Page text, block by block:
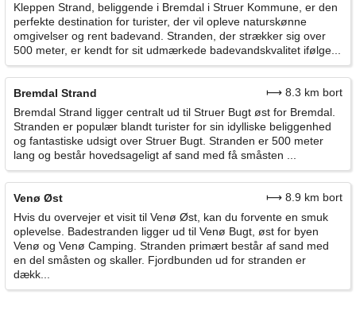
Kleppen Strand, beliggende i Bremdal i Struer Kommune, er den
perfekte destination for turister, der vil opleve naturskønne
omgivelser og rent badevand. Stranden, der strækker sig over
500 meter, er kendt for sit udmærkede badevandskvalitet ifølge...
Bremdal Strand
⟼ 8.3 km bort
Bremdal Strand ligger centralt ud til Struer Bugt øst for Bremdal.
Stranden er populær blandt turister for sin idylliske beliggenhed
og fantastiske udsigt over Struer Bugt. Stranden er 500 meter
lang og består hovedsageligt af sand med få småsten ...
Venø Øst
⟼ 8.9 km bort
Hvis du overvejer et visit til Venø Øst, kan du forvente en smuk
oplevelse. Badestranden ligger ud til Venø Bugt, øst for byen
Venø og Venø Camping. Stranden primært består af sand med
en del småsten og skaller. Fjordbunden ud for stranden er
dækk...